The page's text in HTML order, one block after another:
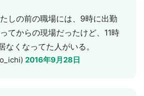
しの前の職場には、9時に出勤
てからの現場だったけど、11時
なくなってた人がいる。
2016年9月28日